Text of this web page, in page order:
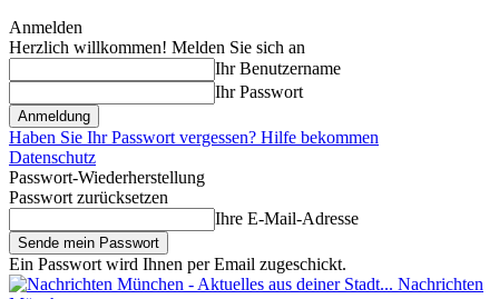
Anmelden
Herzlich willkommen! Melden Sie sich an
Ihr Benutzername
Ihr Passwort
Haben Sie Ihr Passwort vergessen? Hilfe bekommen
Datenschutz
Passwort-Wiederherstellung
Passwort zurücksetzen
Ihre E-Mail-Adresse
Ein Passwort wird Ihnen per Email zugeschickt.
Nachrichten